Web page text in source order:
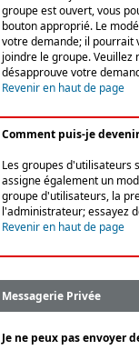
groupe est ouvert, vous
bouton approprié. Le
votre demande; il pourrait
joindre le groupe.
désapprouve votre
Revenir en haut de page
Comment puis-je
Les groupes d'utilisateurs
assigne également un
groupe d'utilisateurs, la
l'administrateur; essayez
Revenir en haut de page
Messagerie Privée
Je ne peux pas envoyer